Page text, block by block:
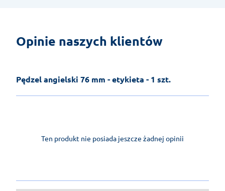
Opinie naszych klientów
Pędzel angielski 76 mm - etykieta - 1 szt.
Ten produkt nie posiada jeszcze żadnej opinii